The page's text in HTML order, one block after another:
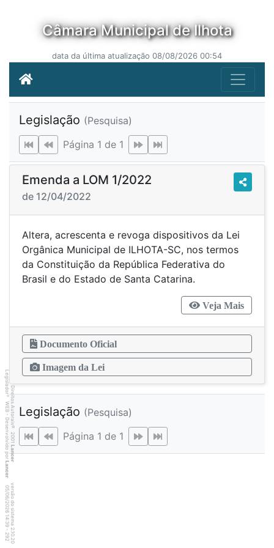
Câmara Municipal de Ilhota
data da última atualização 08/08/2026 00:54
Legislação (Pesquisa)
Página 1 de 1
Emenda a LOM 1/2022
de 12/04/2022
Altera, acrescenta e revoga dispositivos da Lei
Orgânica Municipal de ILHOTA-SC, nos termos
da Constituição da República Federativa do
Brasil e do Estado de Santa Catarina.
Veja Mais
Documento Oficial
Imagem da Lei
Legislação (Pesquisa)
Página 1 de 1
Direitos Autorais
©
2001
Lancer
Legislador
®
WEB - Desenvolvido por
Lancer
versão do sistema 2.10.20
2
9
2
-
4
:3
9
0
5
/
0
6
/
2
0
2
6